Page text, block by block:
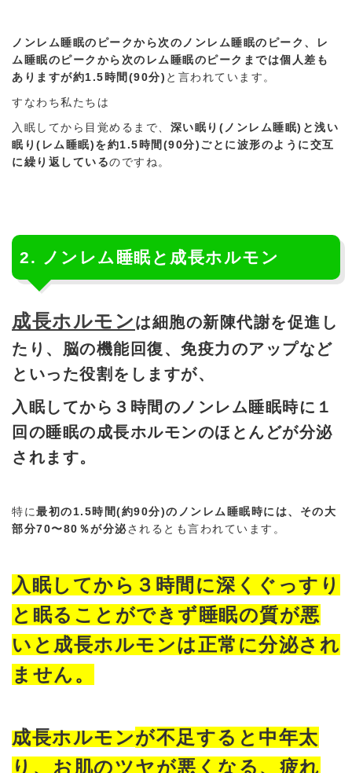
ノンレム睡眠のピークから次のノンレム睡眠のピーク、レ
ム睡眠のピークから次のレム睡眠のピークまでは個人差も
ありますが約1.5時間(90分) と言われています。
すなわち私たちは
入眠してから目覚めるまで、 深い眠り(ノンレム睡眠)と浅い
眠り(レム睡眠)を約1.5時間(90分)ごとに波形のように交互
に繰り返しているのですね。
2. ノンレム睡眠と成長ホルモン
成長ホルモンは細胞の新陳代謝を促進し
たり、脳の機能回復、免疫力のアップなど
といった役割をしますが、
入眠してから３時間のノンレム睡眠時に１
回の睡眠の成長ホルモンのほとんどが分泌
されます。
特に最初の1.5時間(約90分)のノンレム睡眠時には、その大
部分70〜80％が分泌されるとも言われています。
入眠してから３時間に深くぐっすり
と眠ることができず睡眠の質が悪
いと成長ホルモンは正常に分泌され
ません。
成長ホルモンが不足すると 中年太
り 、お肌のツヤが悪くなる、疲れ